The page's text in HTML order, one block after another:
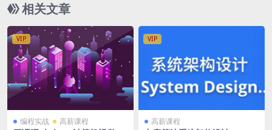
相关文章
VIP
编程实战 高薪课程
VIP
高薪课程